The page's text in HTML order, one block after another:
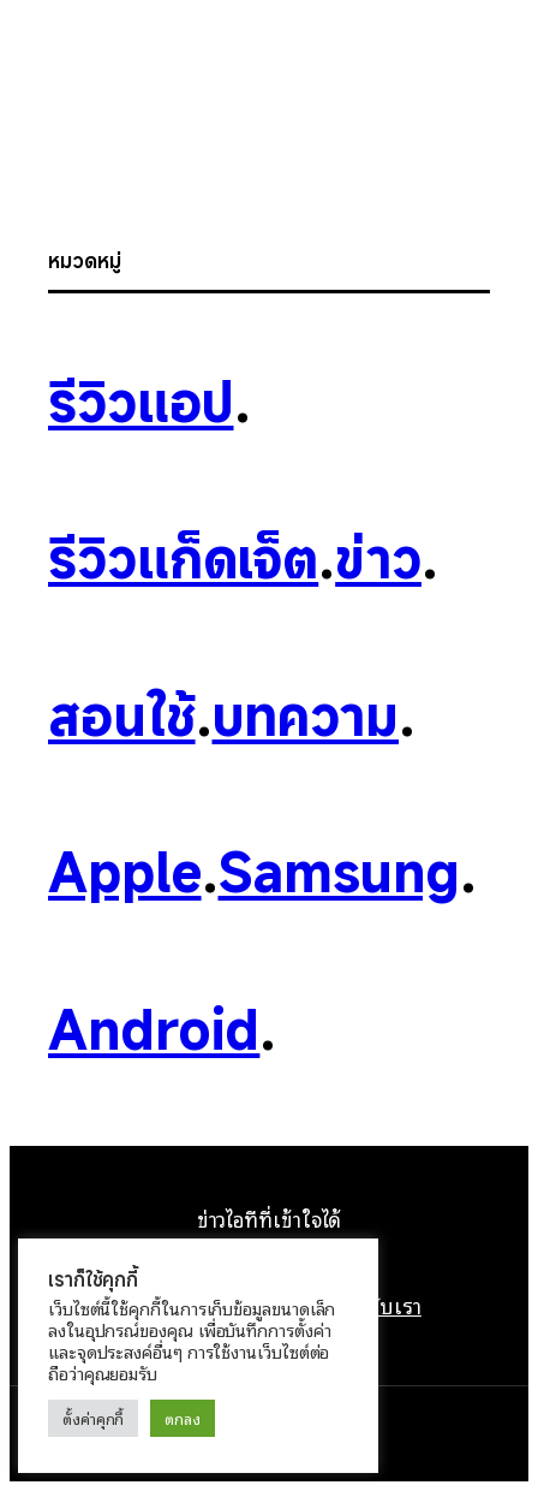
หมวดหมู่
รีวิวแอป.
รีวิวแก็ดเจ็ต.ข่าว.
สอนใช้.บทความ.
Apple.Samsung.
Android.
ข่าวไอทีที่เข้าใจได้
หน้าแรกติดต่อเราลิขสิทธิ์เกี่ยวกับเรา
นโยบายข้อมูลส่วนบุคคล
ทำงานด้วย
เราก็ใช้คุกกี้
เว็บไซต์นี้ใช้คุกกี้ในการเก็บข้อมูลขนาดเล็ก
ลงในอุปกรณ์ของคุณ เพื่อบันทึกการตั้งค่า
และจุดประสงค์อื่นๆ การใช้งานเว็บไซต์ต่อ
ถือว่าคุณยอมรับ
ตั้งค่าคุกกี้ ตกลง